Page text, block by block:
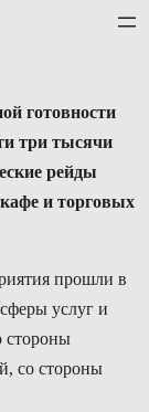
готовности
три тысячи
рейды
и торговых
прошли в
услуг и
стороны
со стороны